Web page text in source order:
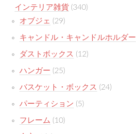
インテリア雑貨 (340)
オブジェ (29)
キャンドル・キャンドルホルダー
ダストボックス (12)
ハンガー (25)
バスケット・ボックス (24)
パーティション (5)
フレーム (10)